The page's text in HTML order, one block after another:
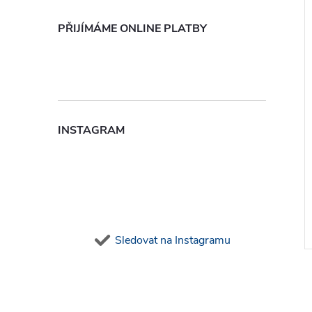
PŘIJÍMÁME ONLINE PLATBY
INSTAGRAM
Sledovat na Instagramu